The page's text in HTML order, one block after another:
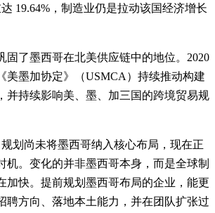
19.64%，制造业仍是拉动该国经济增长
固了墨西哥在北美供应链中的地位。2020
美墨加协定》（USMCA）持续推动构建
并持续影响美、墨、加三国的跨境贸易规
划尚未将墨西哥纳入核心布局，现在正
机。变化的并非墨西哥本身，而是全球制
加快。提前规划墨西哥布局的企业，能更
聘方向、落地本土能力，并在团队扩张过